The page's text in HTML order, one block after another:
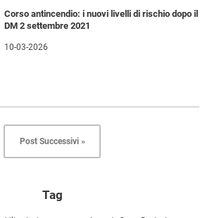
Corso antincendio: i nuovi livelli di rischio dopo il
DM 2 settembre 2021
10-03-2026
Post Successivi »
Tag